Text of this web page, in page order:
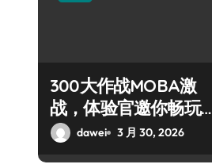
300大作战MOBA激
战，体验官邀你畅玩盛
宴！dawei 3 月 30, 2026